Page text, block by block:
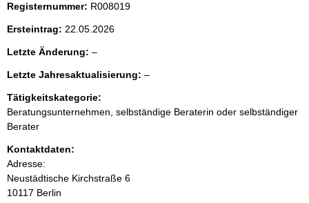
i
t
e
n
i
n
h
Registernummer: R008019
Ersteintrag: 22.05.2026
Letzte Änderung: –l
e
r
Letzte Jahresaktualisierung: –l
r
Tätigkeitskategorie:
Beratungsunternehmen, selbständige Beraterin oder selbständiger
Berater
Kontaktdaten:
Adresse:
Neustädtische Kirchstraße 6
10117 Berlin